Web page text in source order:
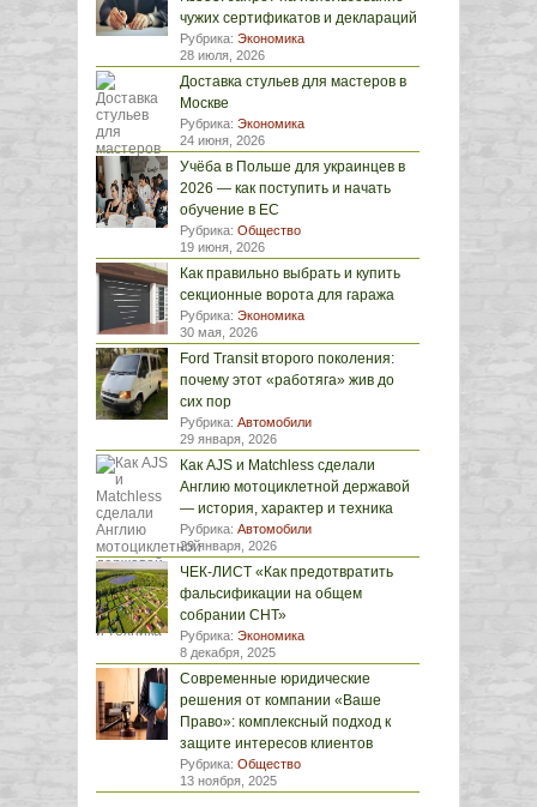
чужих сертификатов и деклараций
Рубрика: Экономика
28 июля, 2026
Доставка стульев для мастеров в
Москве
Рубрика: Экономика
24 июня, 2026
Учёба в Польше для украинцев в
2026 — как поступить и начать
обучение в ЕС
Рубрика: Общество
19 июня, 2026
Как правильно выбрать и купить
секционные ворота для гаража
Рубрика: Экономика
30 мая, 2026
Ford Transit второго поколения:
почему этот «работяга» жив до
сих пор
Рубрика: Автомобили
29 января, 2026
Как AJS и Matchless сделали
Англию мотоциклетной державой
— история, характер и техника
Рубрика: Автомобили
29 января, 2026
ЧЕК-ЛИСТ «Как предотвратить
фальсификации на общем
собрании СНТ»
Рубрика: Экономика
8 декабря, 2025
Современные юридические
решения от компании «Ваше
Право»: комплексный подход к
защите интересов клиентов
Рубрика: Общество
13 ноября, 2025